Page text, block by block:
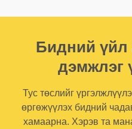
Бидний үйл
дэмжлэг
Тус төслийг
өргөжүүлэх бидний
хамаарна. Хэрэв та